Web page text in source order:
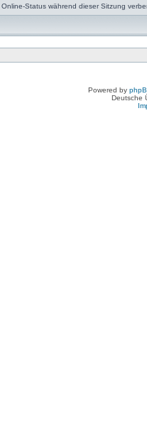
Status während dieser Sitzung
Powered by
Deutsche